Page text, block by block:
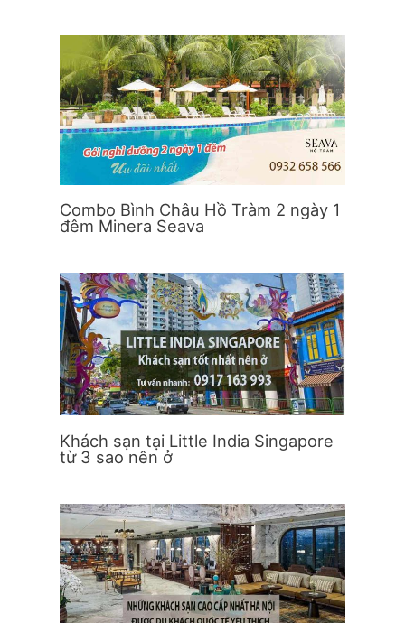
Combo Bình Châu Hồ Tràm 2 ngày 1
đêm Minera Seava
Khách sạn tại Little India Singapore
từ 3 sao nên ở